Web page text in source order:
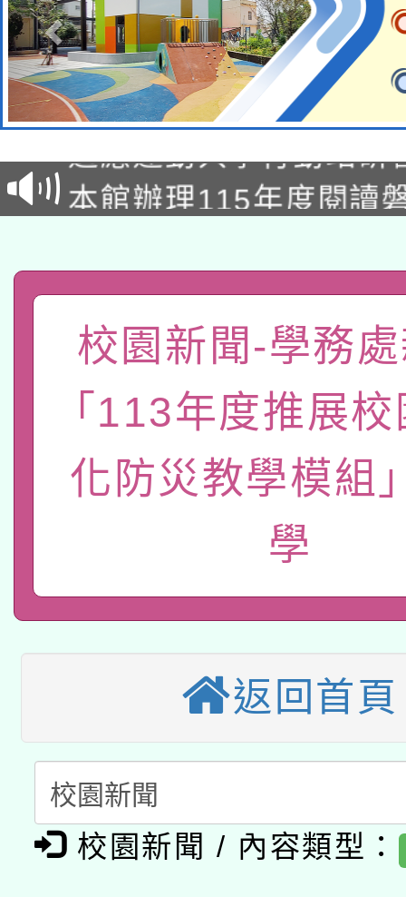
本校115學年度第2次
招)
適應運動共學行動站研
本館辦理115年度閱讀
礎課程
A3數位素養講師名單
「數位內容與教學軟
pilot」
有關大陸委員會函釋公
薪期間赴陸應申請許可
轉知經濟部水利署委託
業技術研究院辦理「
115年8月22日(星期六
桃園市孔廟祈福系列
開 智慧啟航」
2026年桃園地景藝術
本校115學年度第2次
招甄選結果公告(無人
招)
適應運動共學行動站研
暨閱讀推動專業研習
科技賦能─人工智慧
礎課程
「數位內容與教學軟體
pilot」
有關大陸委員會函釋公
薪期間赴陸應申請許可
轉知經濟部水利署委託
校園新聞-學務
「113年度推展
化防災教學模組
學
返回首頁
校園新聞 / 內容類型：